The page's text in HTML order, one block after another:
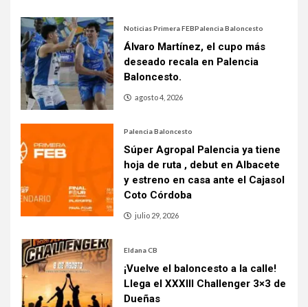
Noticias Primera FEBPalencia Baloncesto
Álvaro Martínez, el cupo más
deseado recala en Palencia
Baloncesto.
agosto 4, 2026
Palencia Baloncesto
Súper Agropal Palencia ya tiene
hoja de ruta , debut en Albacete
y estreno en casa ante el Cajasol
Coto Córdoba
julio 29, 2026
Eldana CB
¡Vuelve el baloncesto a la calle!
Llega el XXXIII Challenger 3×3 de
Dueñas